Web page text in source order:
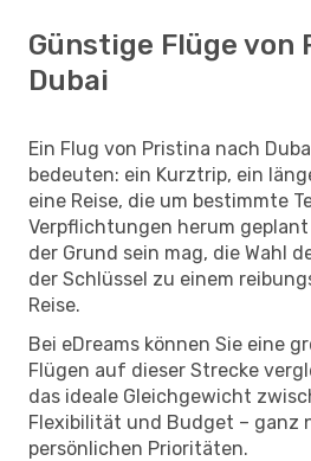
Günstige Flüge von
Dubai
Ein Flug von Pristina nach
bedeuten: ein Kurztrip, ein
eine Reise, die um bestimmte
Verpflichtungen herum geplant
der Grund sein mag, die Wahl
der Schlüssel zu einem
Reise.
Bei eDreams können Sie eine
Flügen auf dieser Strecke
das ideale Gleichgewicht
Flexibilität und Budget – ganz
persönlichen Prioritäten.